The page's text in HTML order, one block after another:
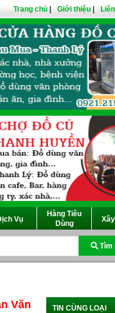
Trang chủ Giới thiệu
Vụ
Hàng Tiêu
Dùng
Tìm
Văn TIN CÙNG LOẠI